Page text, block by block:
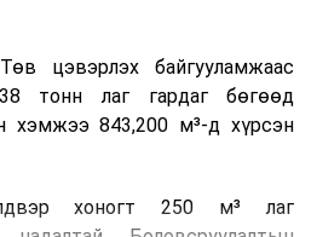
багаар ажиллах дасгал,
ажиллах дадлага зэрэг
хэлбэрээр зохион байгуулж
хорооны Ажлын алба,
цэвэрлэх байгууламжаас
тонн лаг гардаг бөгөөд
хэмжээ 843,200 м³-д хүрсэн
хоногт 250 м³ лаг